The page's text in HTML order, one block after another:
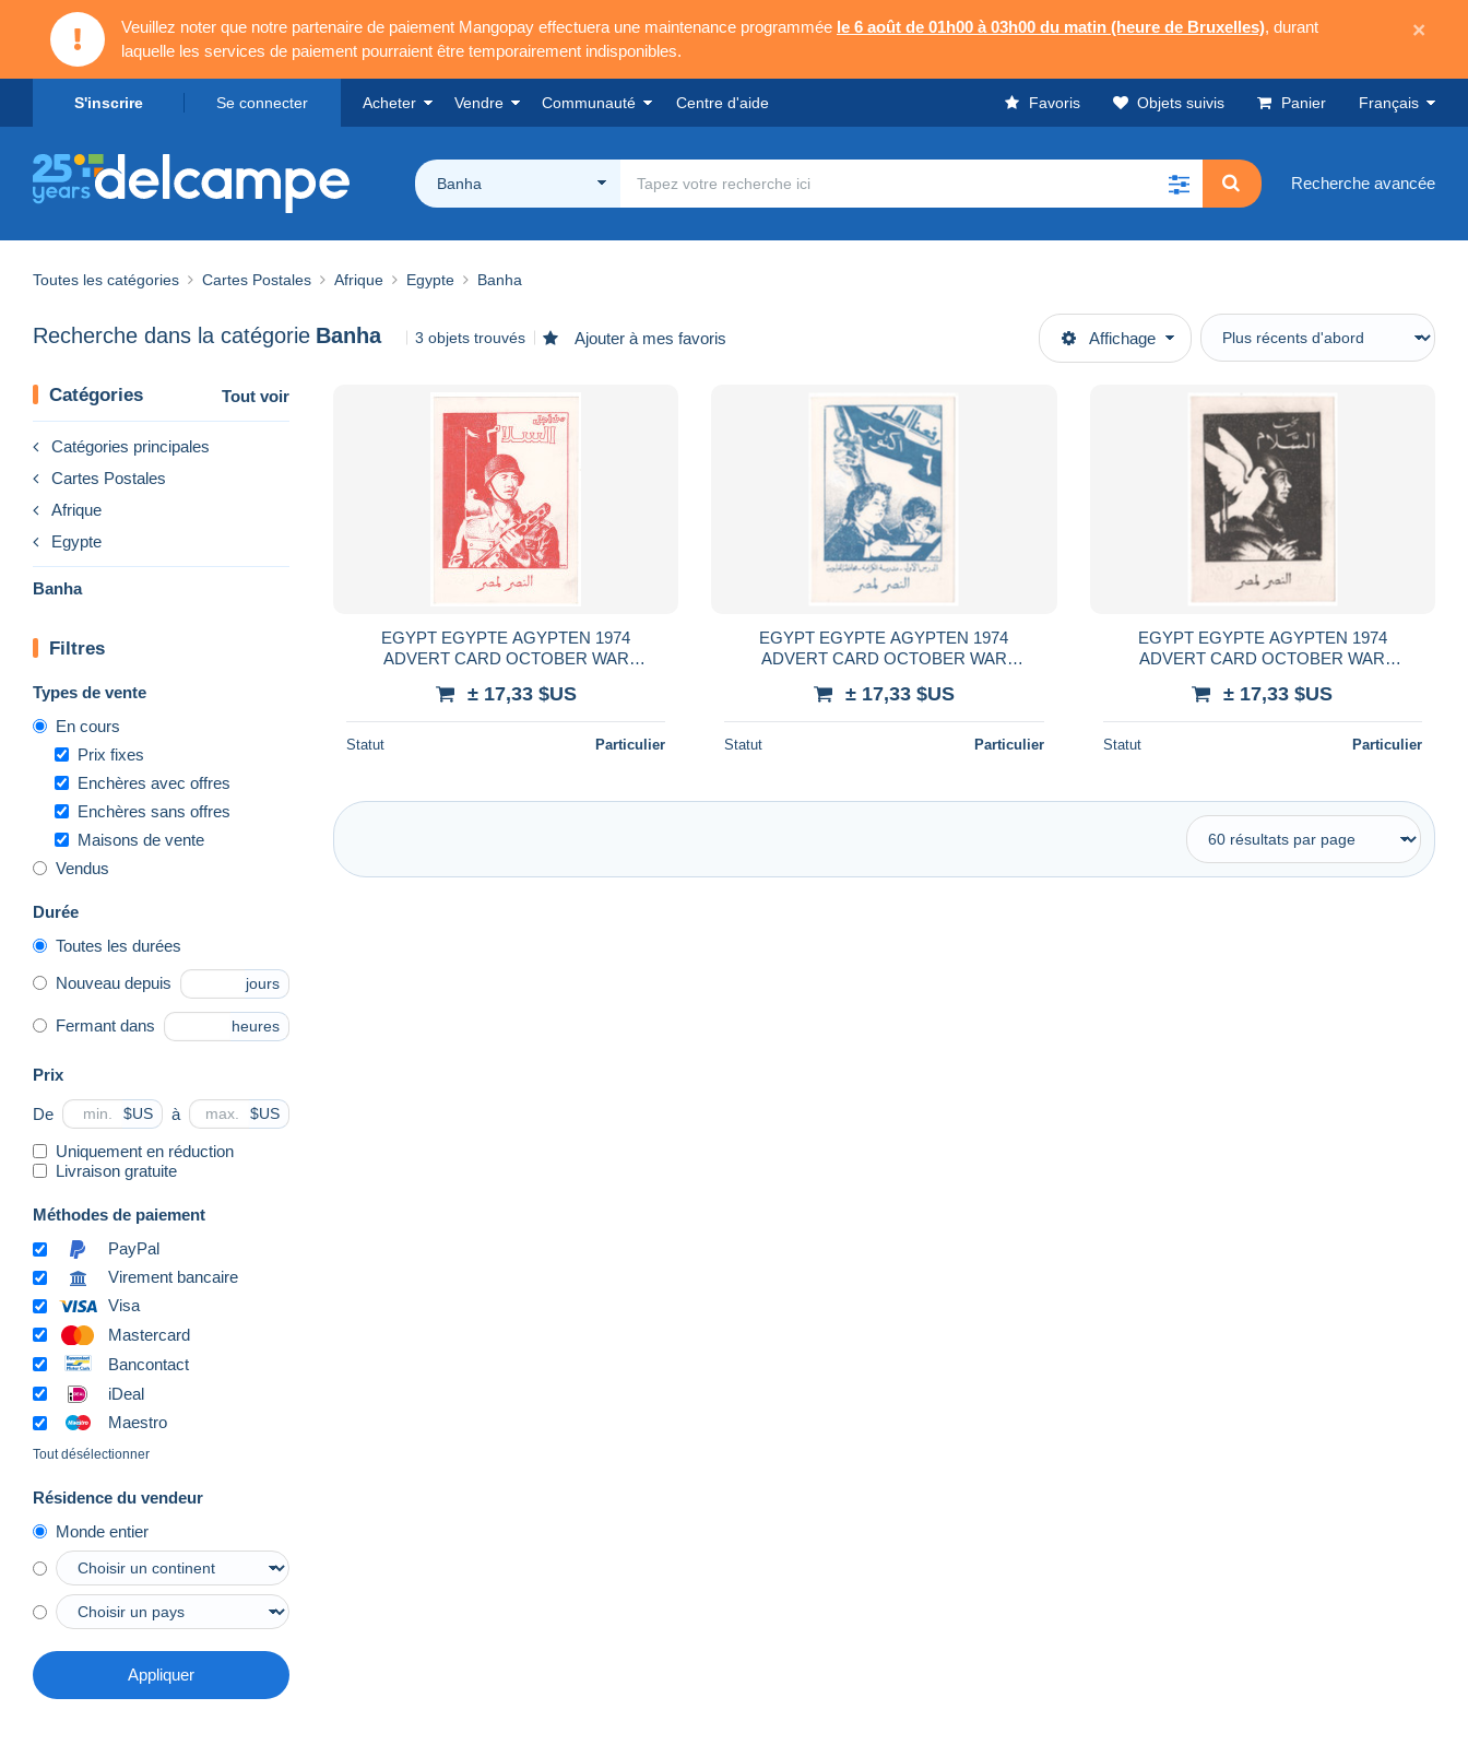
Veuillez noter que notre partenaire de paiement Mangopay effectuera une maintenance programmée le 6 août de 01h00 à 03h00 du matin (heure de Bruxelles), durant
laquelle les services de paiement pourraient être temporairement indisponibles.
×
S'inscrire Se connecter Acheter Vendre Communauté Centre d'aide Favoris Objets suivis Panier Français
Banha Recherche avancée
Toutes les catégories Cartes Postales Afrique Egypte Banha
Recherche dans la catégorie Banha 3 objets trouvés Ajouter à mes favoris Affichage
Catégories Tout voir
Catégories principales
Cartes Postales
Afrique
Egypte
Banha
Filtres
Types de vente
En cours
Prix fixes
Enchères avec offres
Enchères sans offres
Maisons de vente
Vendus
Durée
Toutes les durées
Nouveau depuis jours
Fermant dans heures
Prix
De $US à $US
Uniquement en réduction
Livraison gratuite
Méthodes de paiement
PayPal
Virement bancaire
Visa
Mastercard
Bancontact
iDeal
Maestro
Tout désélectionner
Résidence du vendeur
Monde entier
Appliquer
EGYPT EGYPTE AGYPTEN 1974
ADVERT CARD OCTOBER WAR
± 17,33 $US
Statut Particulier
EGYPT EGYPTE AGYPTEN 1974
ADVERT CARD OCTOBER WAR
± 17,33 $US
Statut Particulier
EGYPT EGYPTE AGYPTEN 1974
ADVERT CARD OCTOBER WAR
± 17,33 $US
Statut Particulier